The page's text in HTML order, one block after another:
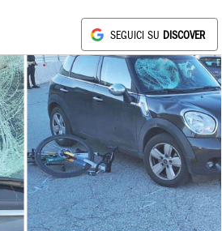
SEGUICI SU DISCOVER